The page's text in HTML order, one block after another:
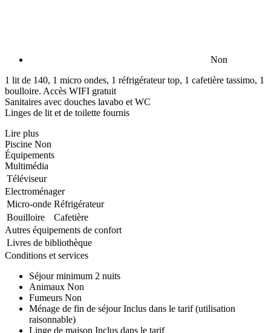
Non
1 lit de 140, 1 micro ondes, 1 réfrigérateur top, 1 cafetière tassimo, 1
boulloire. Accès WIFI gratuit
Sanitaires avec douches lavabo et WC
Linges de lit et de toilette fournis
Lire plus
Piscine Non
Équipements
Multimédia
Téléviseur
Electroménager
Micro-onde Réfrigérateur
Bouilloire
Cafetière
Autres équipements de confort
Livres de bibliothèque
Conditions et services
Séjour minimum 2 nuits
Animaux Non
Fumeurs Non
Ménage de fin de séjour Inclus dans le tarif (utilisation
raisonnable)
Linge de maison Inclus dans le tarif